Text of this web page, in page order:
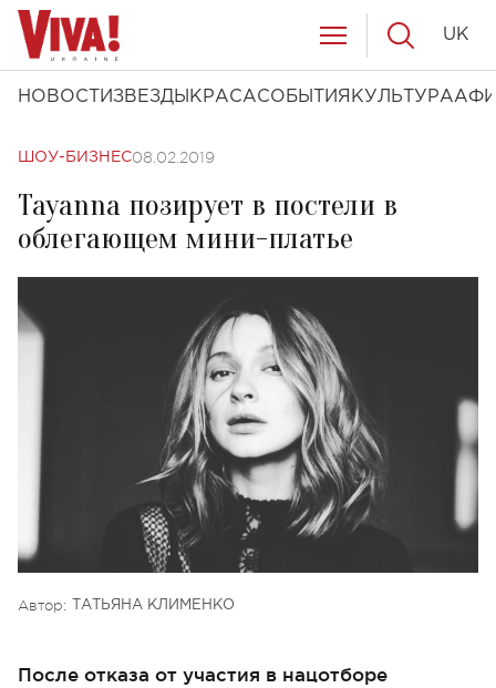
НОВОСТИ ЗВЕЗДЫ КРАСАСОБЫТИЯ КУЛЬТУРА
UK
ШОУ-БИЗНЕС08.02.2019
Tayanna позирует в постели в
облегающем мини-платье
Автор: ТАТЬЯНА КЛИМЕНКО
После отказа от участия в нацотборе